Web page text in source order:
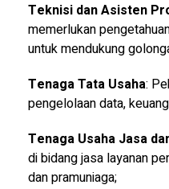
Teknisi dan Asisten
memerlukan
untuk mendukung
Tenaga Tata Usaha:
pengelolaan data,
Tenaga Usaha Jasa
di bidang jasa layanan
dan pramuniaga;